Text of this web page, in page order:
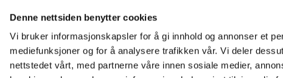
Denne nettsiden benytter cookies
Vi bruker informasjonskapsler for å gi innhold og annonser et
mediefunksjoner og for å analysere trafikken vår. Vi deler
nettstedet vårt, med partnerne våre innen sosiale medier,